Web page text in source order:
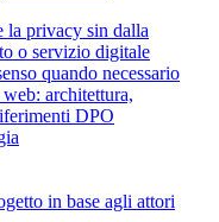
la privacy sin dalla
o servizio digitale
quando necessario
architettura,
DPO
in base agli attori